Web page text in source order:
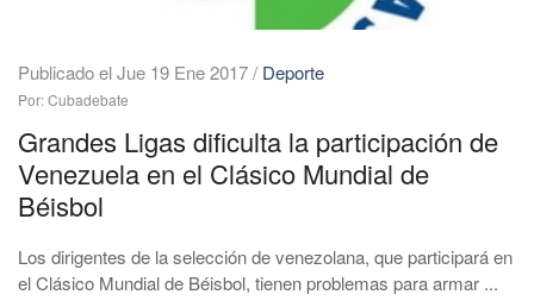
Publicado el Jue 19 Ene 2017/ Deporte
Por: Cubadebate
Grandes Ligas dificulta la participación de
Venezuela en el Clásico Mundial de
Béisbol
Los dirigentes de la selección de venezolana, que participará en
el Clásico Mundial de Béisbol, tienen problemas para armar ...